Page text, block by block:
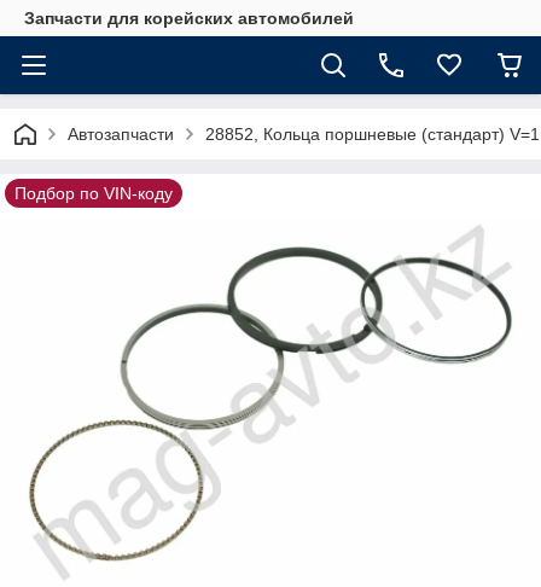
Запчасти для корейских автомобилей
Автозапчасти 28852, Кольца поршневые (стандарт)
Подбор по VIN-коду